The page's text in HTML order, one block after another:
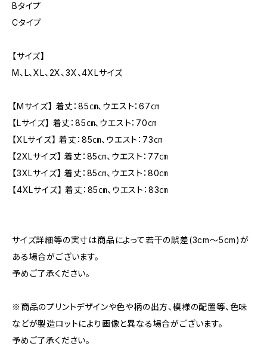
Bタイプ
Cタイプ
【サイズ】
M、L、XL、2X、3X、4XLサイズ
【Mサイズ】 着丈：85㎝、ウエスト：67㎝
【Lサイズ】 着丈：85㎝、ウエスト：70㎝
【XLサイズ】 着丈：85㎝、ウエスト：73㎝
【2XLサイズ】 着丈：85㎝、ウエスト：77㎝
【3XLサイズ】 着丈：85㎝、ウエスト：80㎝
【4XLサイズ】 着丈：85㎝、ウエスト：83㎝
サイズ詳細等の実寸は商品によって若干の誤差(3cm〜5cm)が
ある場合がございます。
予めご了承ください。
※商品のプリントデザインや色や柄の出方、模様の配置等、色味
などが製造ロットにより画像と異なる場合がございます。
予めご了承ください。